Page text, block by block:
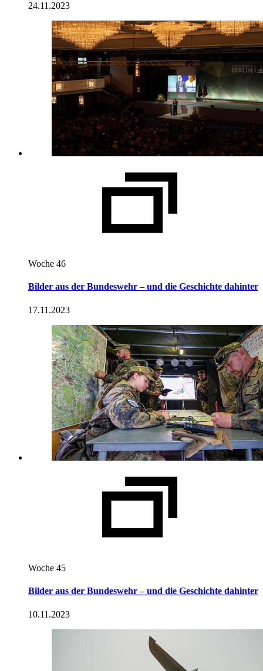
24.11.2023
Woche 46
Bilder aus der Bundeswehr – und die Geschichte dahinter
17.11.2023
Woche 45
Bilder aus der Bundeswehr – und die Geschichte dahinter
10.11.2023